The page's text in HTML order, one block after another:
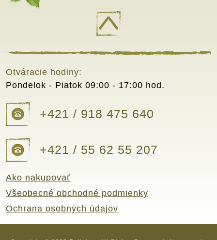
Ako nakupovať
Všeobecné obchodné podmienky
Ochrana osobných údajov
+421 / 918 475 640
+421 / 55 62 55 207
Otváracie hodiny:
Pondelok - Piatok 09:00 - 17:00 hod.